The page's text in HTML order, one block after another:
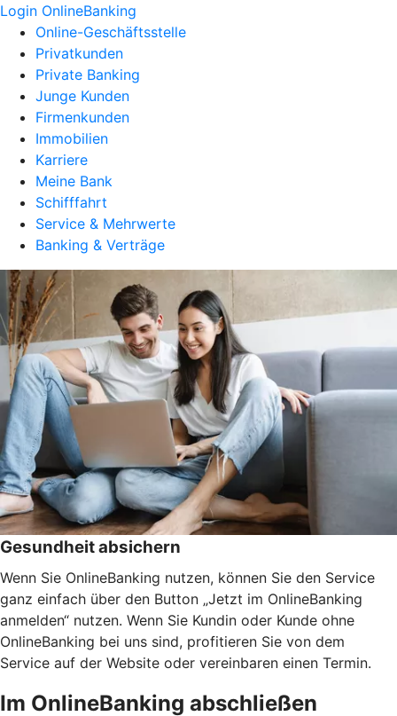
Login OnlineBanking
Online-Geschäftsstelle
Privatkunden
Private Banking
Junge Kunden
Firmenkunden
Immobilien
Karriere
Meine Bank
Schifffahrt
Service & Mehrwerte
Banking & Verträge
Gesundheit absichern
Wenn Sie OnlineBanking nutzen, können Sie den Service
ganz einfach über den Button „Jetzt im OnlineBanking
anmelden“ nutzen. Wenn Sie Kundin oder Kunde ohne
OnlineBanking bei uns sind, profitieren Sie von dem
Service auf der Website oder vereinbaren einen Termin.
Im OnlineBanking abschließen